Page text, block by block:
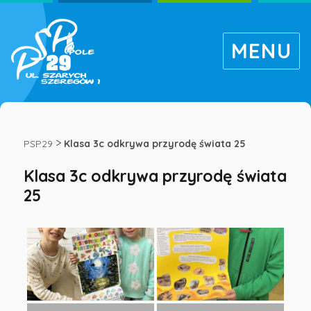
Klasa
3c
odkrywa
świata
25
MENU
PSP29 > Klasa 3c odkrywa przyrodę świata 25
Klasa 3c odkrywa przyrodę świata
25